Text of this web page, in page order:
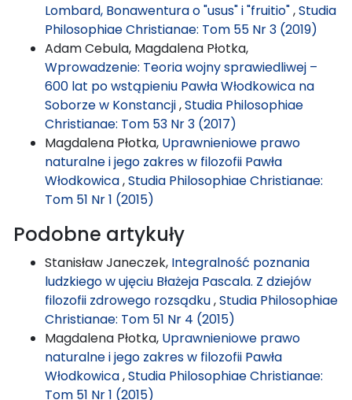
Lombard, Bonawentura o "usus" i "fruitio",Studia
Philosophiae Christianae: Tom 55 Nr 3 (2019)
Adam Cebula, Magdalena Płotka,
Wprowadzenie: Teoria wojny sprawiedliwej –
600 lat po wstąpieniu Pawła Włodkowica na
Soborze w Konstancji,Studia Philosophiae
Christianae: Tom 53 Nr 3 (2017)
Magdalena Płotka, Uprawnieniowe prawo
naturalne i jego zakres w filozofii Pawła
Włodkowica,Studia Philosophiae Christianae:
Tom 51 Nr 1 (2015)
Podobne artykuły
Stanisław Janeczek, Integralność poznania
ludzkiego w ujęciu Błażeja Pascala. Z dziejów
filozofii zdrowego rozsądku,Studia Philosophiae
Christianae: Tom 51 Nr 4 (2015)
Magdalena Płotka, Uprawnieniowe prawo
naturalne i jego zakres w filozofii Pawła
Włodkowica,Studia Philosophiae Christianae:
Tom 51 Nr 1 (2015)